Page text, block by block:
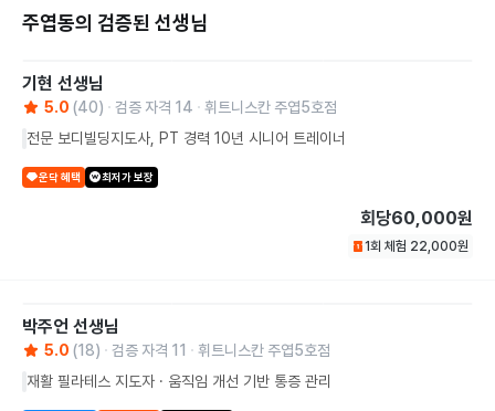
주엽동의 검증된 선생님
기현 선생님
5.0 (40) 검증 자격 14
휘트니스칸 주엽5호점
전문 보디빌딩지도사, PT 경력 10년 시니어 트레이너
운닥 혜택 최저가 보장
회당60,000원
1회 체험 22,000원
박주언 선생님
5.0 (18) 검증 자격 11
휘트니스칸 주엽5호점
재활 필라테스 지도자 · 움직임 개선 기반 통증 관리